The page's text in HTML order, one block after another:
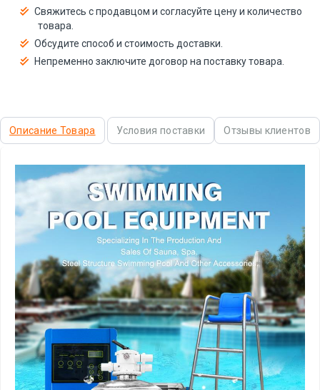
Свяжитесь с продавцом и согласуйте цену и количество
товара.
Обсудите способ и стоимость доставки.
Непременно заключите договор на поставку товара.
Описание Товара Условия поставки Отзывы клиентов